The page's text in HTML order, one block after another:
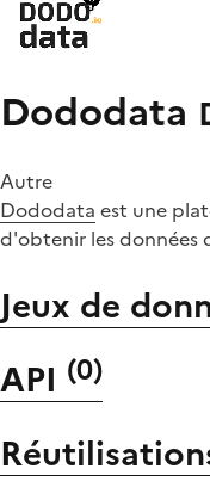
Dododata
Autre
Dododata est une
d'obtenir les données
Jeux de
API (0)